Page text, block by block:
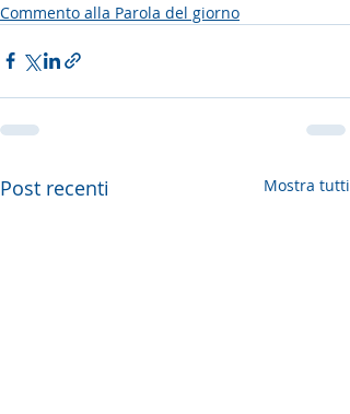
Commento alla Parola del giorno
Post recenti Mostra tutti